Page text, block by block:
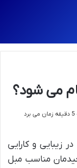
می شود؟
زیبایی و کارایی
مناسب مبل